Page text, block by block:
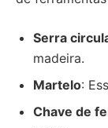
Serra
madeira.
Martelo:
Chave de